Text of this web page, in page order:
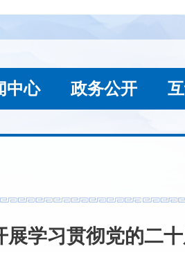
中心 政务公开
展学习贯彻党的二